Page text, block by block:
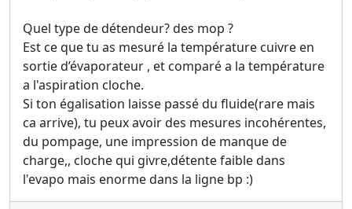
Quel type de détendeur? des mop ?
Est ce que tu as mesuré la température cuivre en
sortie d’évaporateur , et comparé a la température
a l'aspiration cloche.
Si ton égalisation laisse passé du fluide(rare mais
ca arrive), tu peux avoir des mesures incohérentes,
du pompage, une impression de manque de
charge,, cloche qui givre,détente faible dans
l'evapo mais enorme dans la ligne bp :)